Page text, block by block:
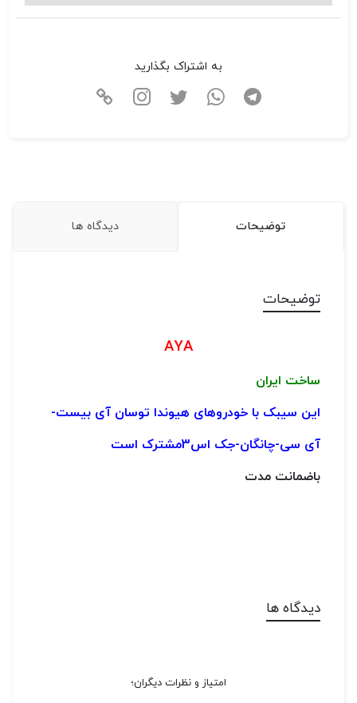
به اشتراک بگذارید
توضیحات دیدگاه ها
توضیحات
AYA
ساخت ایران
این سیبک با خودروهای هیوندا توسان آی بیست-
آی سی-چانگان-جک اس3مشترک است
باضمانت مدت
دیدگاه ها
امتیاز و نظرات دیگران؛